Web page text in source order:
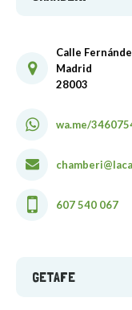
Calle
Madrid
28003
wa.me/
607 540 067
GETAFE